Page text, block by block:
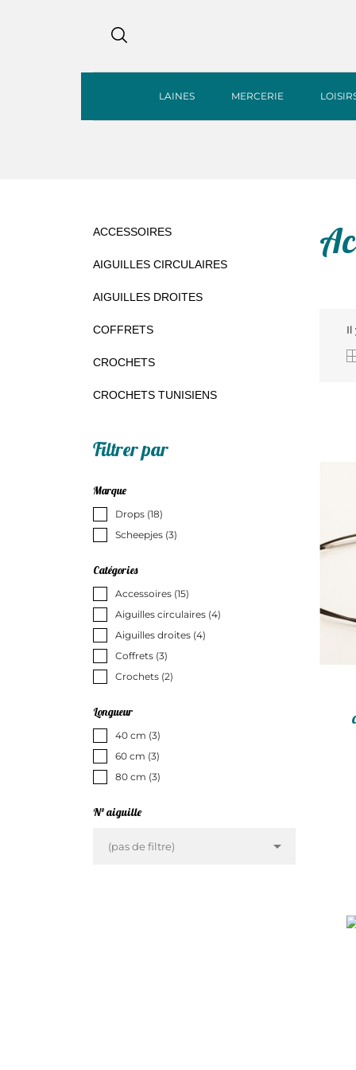
LAINES MERCERIE
ACCESSOIRES
AIGUILLES CIRCULAIRES
AIGUILLES DROITES
COFFRETS
CROCHETS
CROCHETS TUNISIENS
Filtrer par
Marque
Drops (18)
Scheepjes (3)
Catégories
Accessoires (15)
Aiguilles circulaires (4)
Aiguilles droites (4)
Coffrets (3)
Crochets (2)
Longueur
40 cm (3)
60 cm (3)
80 cm (3)
N° aiguille
(pas de filtre) 
Il